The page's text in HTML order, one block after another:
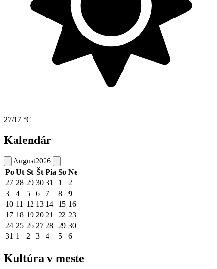
27/17 °C
Kalendár
August2026
Po Ut St Št Pia So Ne
27 28 29 30 31 1
2
3
4 5 6 7 8
9
10 11 12 13 14 15 16
17 18 19 20 21 22 23
24 25 26 27 28 29 30
31 1 2 3 4 5 6
Kultúra v meste